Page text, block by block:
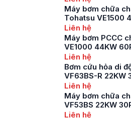
Máy bơm chữa
Tohatsu VE1500
Liên hệ
Máy bơm PCCC
VE1000 44KW
Liên hệ
Bơm cứu hỏa di
VF63BS-R 22KW
Liên hệ
Máy bơm chữa
VF53BS 22KW
Liên hệ